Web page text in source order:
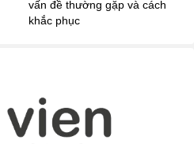
cho thời lượng sử dụng ổn
vấn đề thường gặp và cách
khắc phục